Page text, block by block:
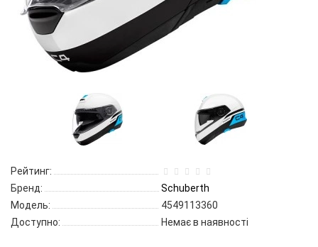
Рейтинг:
Бренд:
Schuberth
Модель:
4549113360
Доступно:
Немає в наявності